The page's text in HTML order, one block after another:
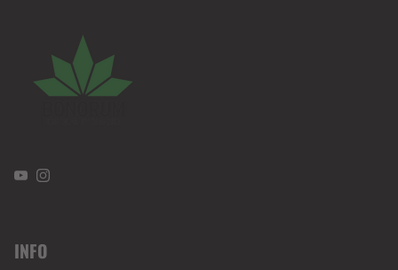
YouTubeInstagram
INFO